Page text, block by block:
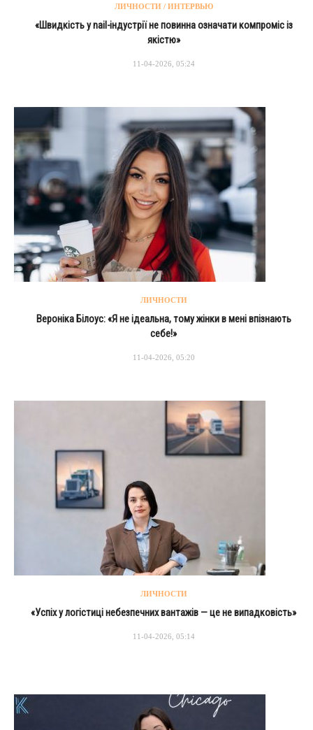
ЛИЧНОСТИ / ИНТЕРВЬЮ
«Швидкість у nail-індустрії не повинна означати компроміс із
якістю»
11-04-2026, 05:24
ЛИЧНОСТИ
Вероніка Білоус: «Я не ідеальна, тому жінки в мені впізнають
себе!»
11-04-2026, 05:20
ЛИЧНОСТИ
«Успіх у логістиці небезпечних вантажів — це не випадковість»
11-04-2026, 05:14